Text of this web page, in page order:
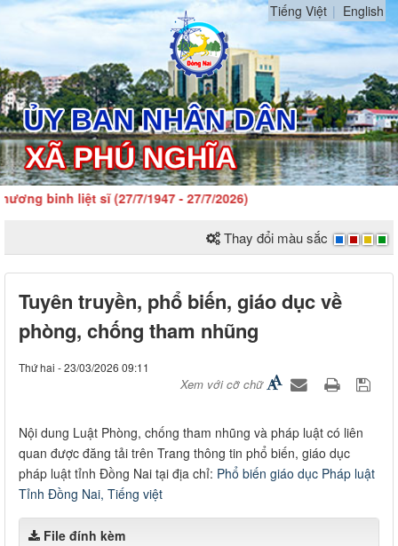
Tiếng Việt English
binh liệt sĩ (27/7/1947 - 27/7/2026)
Thay đổi màu sắc
Tuyên truyền, phổ biến, giáo dục về
phòng, chống tham nhũng
Thứ hai - 23/03/2026 09:11
Xem với cỡ chữ
Nội dung Luật Phòng, chống tham nhũng và pháp luật có liên
quan được đăng tải trên Trang thông tin phổ biến, giáo dục
pháp luật tỉnh Đồng Nai tại địa chỉ: Phổ biến giáo dục Pháp luật
Tỉnh Đồng Nai, Tiếng việt
File đính kèm